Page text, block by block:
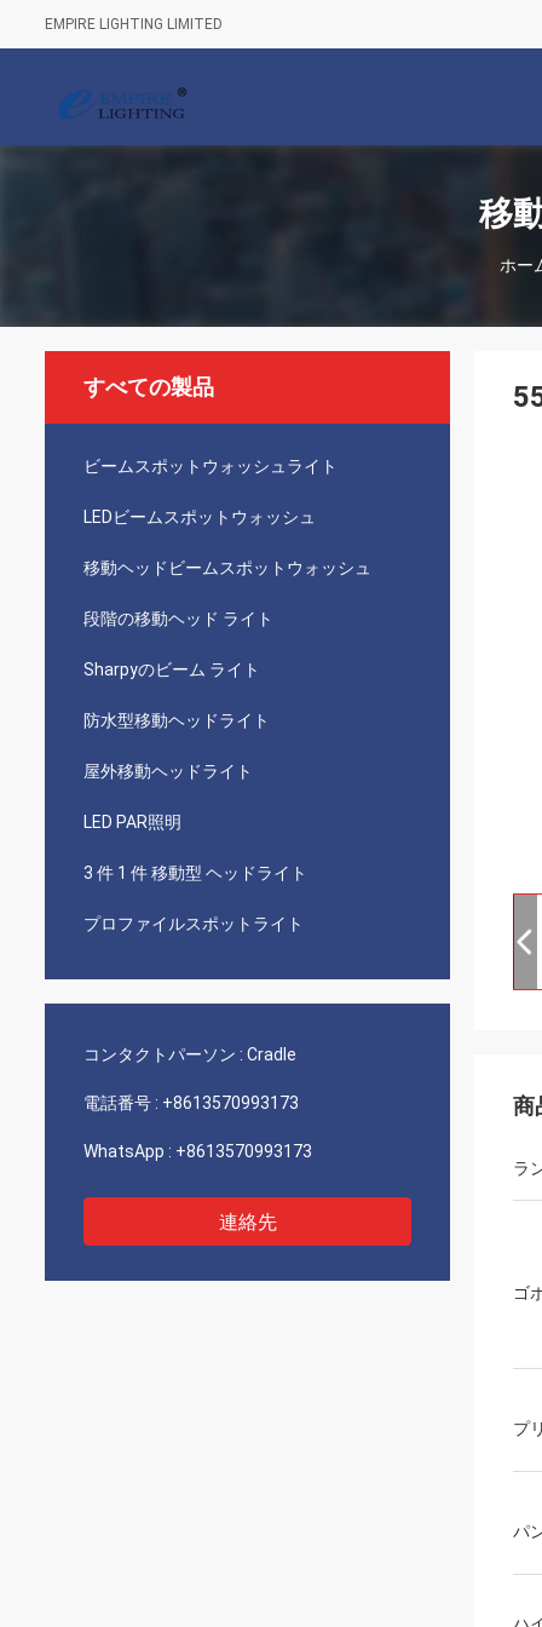
EMPIRE LIGHTING LIMITED
移
ホー
すべての製品
ビームスポットウォッシュライト
LEDビームスポットウォッシュ
移動ヘッドビームスポットウォッシュ
段階の移動ヘッド ライト
Sharpyのビーム ライト
防水型移動ヘッドライト
屋外移動ヘッドライト
LED PAR照明
3 件 1 件 移動型 ヘッドライト
プロファイルスポットライト
コンタクトパーソン : Cradle
電話番号 : +8613570993173
WhatsApp : +8613570993173
連絡先
商
ラ
ゴ
プ
パ